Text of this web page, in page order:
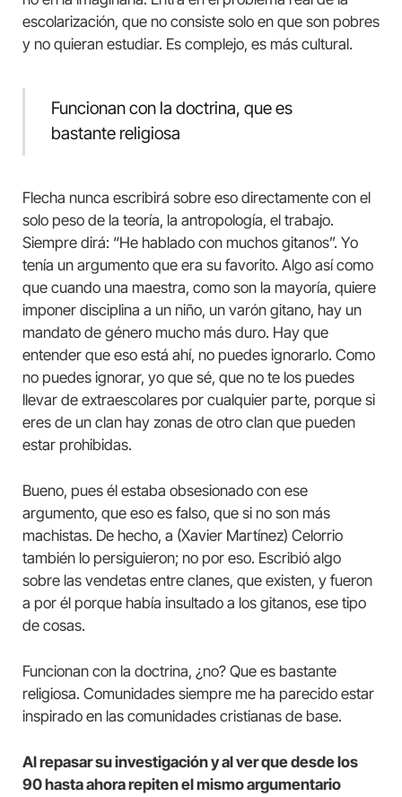
escolarización, que no consiste solo en que son pobres
y no quieran estudiar. Es complejo, es más cultural.
Funcionan con la doctrina, que es
bastante religiosa
Flecha nunca escribirá sobre eso directamente con el
solo peso de la teoría, la antropología, el trabajo.
Siempre dirá: “He hablado con muchos gitanos”. Yo
tenía un argumento que era su favorito. Algo así como
que cuando una maestra, como son la mayoría, quiere
imponer disciplina a un niño, un varón gitano, hay un
mandato de género mucho más duro. Hay que
entender que eso está ahí, no puedes ignorarlo. Como
no puedes ignorar, yo que sé, que no te los puedes
llevar de extraescolares por cualquier parte, porque si
eres de un clan hay zonas de otro clan que pueden
estar prohibidas.
Bueno, pues él estaba obsesionado con ese
argumento, que eso es falso, que si no son más
machistas. De hecho, a (Xavier Martínez) Celorrio
también lo persiguieron; no por eso. Escribió algo
sobre las vendetas entre clanes, que existen, y fueron
a por él porque había insultado a los gitanos, ese tipo
de cosas.
Funcionan con la doctrina, ¿no? Que es bastante
religiosa. Comunidades siempre me ha parecido estar
inspirado en las comunidades cristianas de base.
Al repasar su investigación y al ver que desde los
90 hasta ahora repiten el mismo argumentario